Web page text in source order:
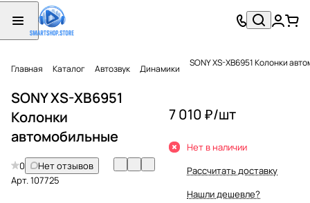
Главная Каталог Автозвук Динамики SONY XS-XB6951 Колонки
SONY XS-XB6951
Колонки
автомобильные
0
Нет отзывов
Арт.107725
7 010 ₽/шт
Нет в наличии
Рассчитать доставку
Нашли дешевле?